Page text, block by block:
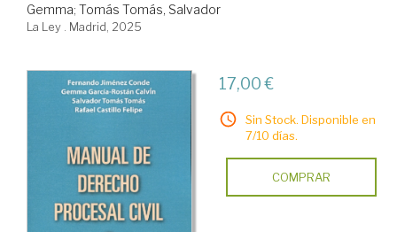
Gemma; Tomás Tomás, Salvador
La Ley . Madrid, 2025
17,00 €
Sin Stock. Disponible en
7/10 días.
COMPRAR